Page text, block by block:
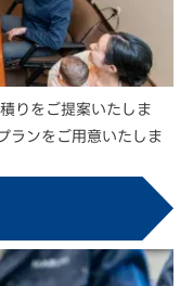
りをご提案いたしま
ランをご用意いたしま